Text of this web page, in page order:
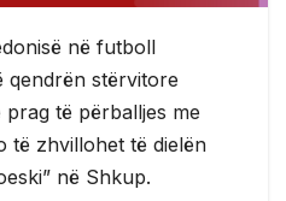
në futboll
qendrën stërvitore
prag të përballjes me
të zhvillohet të dielën
në Shkup.